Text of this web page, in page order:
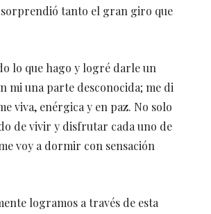
sorprendió tanto el gran giro que
lo que hago y logré darle un
mi una parte desconocida; me di
viva, enérgica y en paz. No solo
de vivir y disfrutar cada uno de
voy a dormir con sensación
logramos a través de esta